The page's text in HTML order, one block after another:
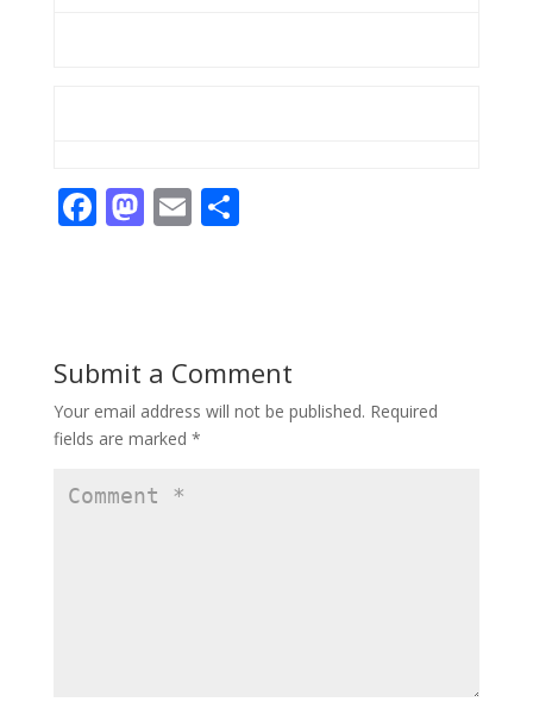
F
o
o
k
M
o
n
E S
Submit a Comment
Your email address will not be published. Required
fields are marked *